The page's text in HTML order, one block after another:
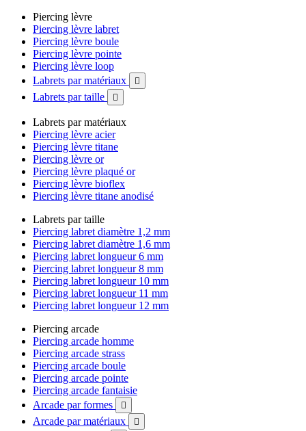
Piercing lèvre
Piercing lèvre labret
Piercing lèvre boule
Piercing lèvre pointe
Piercing lèvre loop
Labrets par matériaux

Labrets par taille 
Labrets par matériaux
Piercing lèvre acier
Piercing lèvre titane
Piercing lèvre or
Piercing lèvre plaqué or
Piercing lèvre bioflex
Piercing lèvre titane anodisé
Labrets par taille
Piercing labret diamètre 1,2 mm
Piercing labret diamètre 1,6 mm
Piercing labret longueur 6 mm
Piercing labret longueur 8 mm
Piercing labret longueur 10 mm
Piercing labret longueur 11 mm
Piercing labret longueur 12 mm
Piercing arcade
Piercing arcade homme
Piercing arcade strass
Piercing arcade boule
Piercing arcade pointe
Piercing arcade fantaisie
Arcade par formes

Arcade par matériaux 